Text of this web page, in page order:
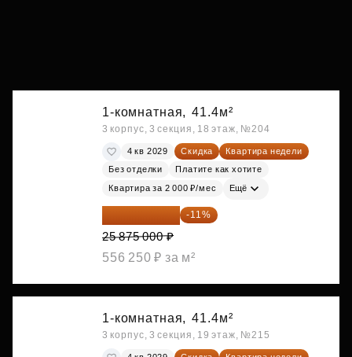
1-комнатная, 41.4м²
3 корпус, 3 секция, 18 этаж, №204
4 кв 2029 Скидка
Квартира недели
Без отделки
Платите как хотите
Квартира за 2 000 ₽/мес Ещё
23 028 750 ₽ -11%
25 875 000 ₽
556 250 ₽ за м²
1-комнатная, 41.4м²
3 корпус, 3 секция, 19 этаж, №215